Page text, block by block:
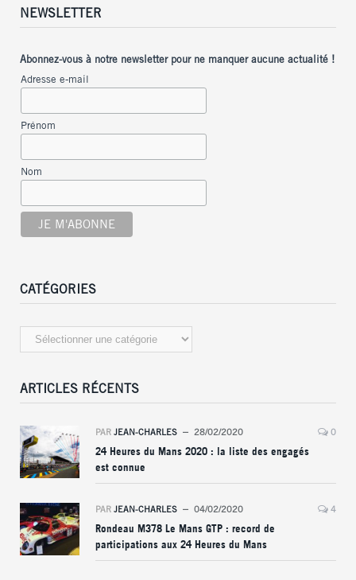
NEWSLETTER
Abonnez-vous à notre newsletter pour ne manquer aucune actualité !
Adresse e-mail
Prénom
Nom
CATÉGORIES
Catégories
ARTICLES RÉCENTS
PAR JEAN-CHARLES 28/02/2020 0
24 Heures du Mans 2020 : la liste des engagés
est connue
PAR JEAN-CHARLES 04/02/2020 4
Rondeau M378 Le Mans GTP : record de
participations aux 24 Heures du Mans